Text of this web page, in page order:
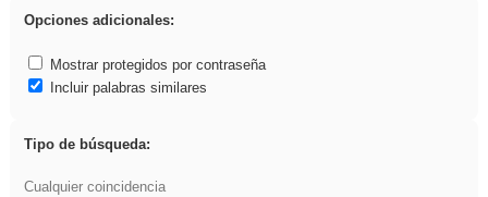
Opciones adicionales:
Mostrar protegidos por contraseña
Incluir palabras similares
Tipo de búsqueda:
Cualquier coincidencia